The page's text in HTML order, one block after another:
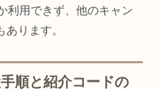
利用できず、他のキャン
ります。
順と紹介コードの